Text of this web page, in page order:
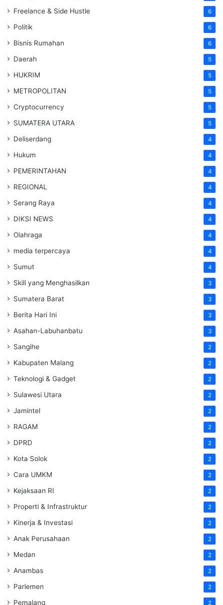
Freelance & Side Hustle 6
Politik 6
Bisnis Rumahan 6
Daerah 5
HUKRIM 5
METROPOLITAN 5
Cryptocurrency 5
SUMATERA UTARA 5
Deliserdang 4
Hukum 4
PEMERINTAHAN 4
REGIONAL 4
Serang Raya 4
DIKSI NEWS 4
Olahraga 4
media terpercaya 4
Sumut 4
Skill yang Menghasilkan 3
Sumatera Barat 3
Berita Hari Ini 3
Asahan-Labuhanbatu 3
Sangihe 2
Kabupaten Malang 2
Teknologi & Gadget 2
Sulawesi Utara 2
Jamintel 2
RAGAM 2
DPRD 2
Kota Solok 2
Cara UMKM 2
Kejaksaan RI 2
Properti & Infrastruktur 2
Kinerja & Investasi 2
Anak Perusahaan 2
Medan 2
Anambas 2
Parlemen 2
Pemalang 2